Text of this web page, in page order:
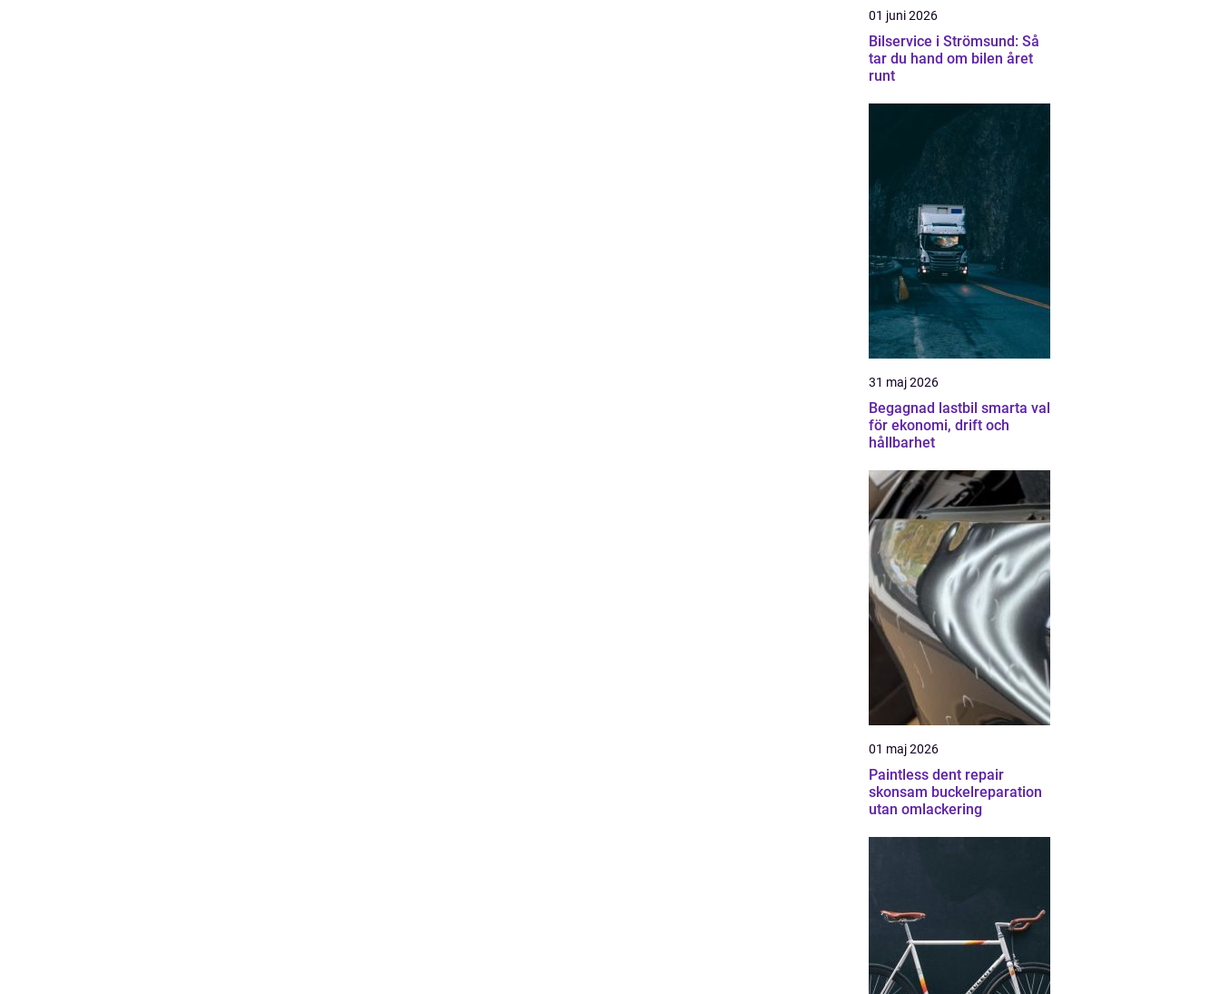
01 juni 2026
Bilservice i Strömsund: Så
tar du hand om bilen året
runt
31 maj 2026
Begagnad lastbil smarta val
för ekonomi, drift och
hållbarhet
01 maj 2026
Paintless dent repair
skonsam buckelreparation
utan omlackering